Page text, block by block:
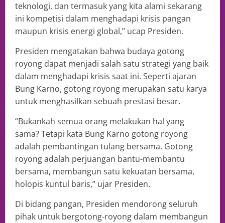
teknologi, dan termasuk yang kita alami sekarang
ini kompetisi dalam menghadapi krisis pangan
maupun krisis energi global,” ucap Presiden.
Presiden mengatakan bahwa budaya gotong
royong dapat menjadi salah satu strategi yang baik
dalam menghadapi krisis saat ini. Seperti ajaran
Bung Karno, gotong royong merupakan satu karya
untuk menghasilkan sebuah prestasi besar.
“Bukankah semua orang melakukan hal yang
sama? Tetapi kata Bung Karno gotong royong
adalah pembantingan tulang bersama. Gotong
royong adalah perjuangan bantu-membantu
bersama, membangun satu kekuatan bersama,
holopis kuntul baris,” ujar Presiden.
Di bidang pangan, Presiden mendorong seluruh
pihak untuk bergotong-royong dalam membangun